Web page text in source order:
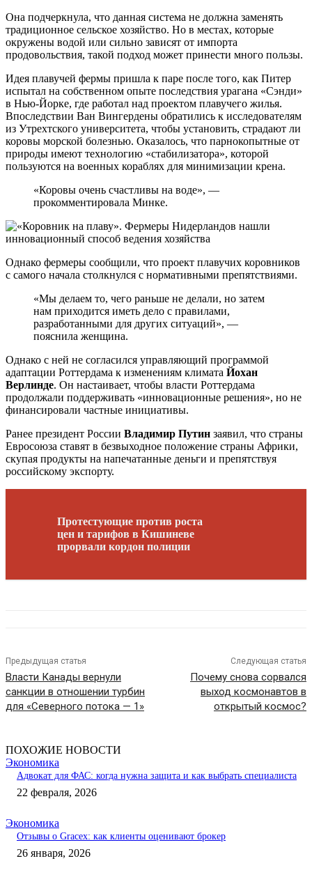
Она подчеркнула, что данная система не должна заменять
традиционное сельское хозяйство. Но в местах, которые
окружены водой или сильно зависят от импорта
продовольствия, такой подход может принести много пользы.
Идея плавучей фермы пришла к паре после того, как Питер
испытал на собственном опыте последствия урагана «Сэнди»
в Нью-Йорке, где работал над проектом плавучего жилья.
Впоследствии Ван Вингердены обратились к исследователям
из Утрехтского университета, чтобы установить, страдают ли
коровы морской болезнью. Оказалось, что парнокопытные от
природы имеют технологию «стабилизатора», которой
пользуются на военных кораблях для минимизации крена.
«Коровы очень счастливы на воде», —
прокомментировала Минке.
Однако фермеры сообщили, что проект плавучих коровников
с самого начала столкнулся с нормативными препятствиями.
«Мы делаем то, чего раньше не делали, но затем
нам приходится иметь дело с правилами,
разработанными для других ситуаций», —
пояснила женщина.
Однако с ней не согласился управляющий программой
адаптации Роттердама к изменениям климата Йохан
Верлинде. Он настаивает, чтобы власти Роттердама
продолжали поддерживать «инновационные решения», но не
финансировали частные инициативы.
Ранее президент России Владимир Путин заявил, что страны
Евросоюза ставят в безвыходное положение страны Африки,
скупая продукты на напечатанные деньги и препятствуя
российскому экспорту.
Протестующие против роста
цен и тарифов в Кишиневе
прорвали кордон полиции
Предыдущая статья
Власти Канады вернули
санкции в отношении турбин
для «Северного потока — 1»
Следующая статья
Почему снова сорвался
выход космонавтов в
открытый космос?
ПОХОЖИЕ НОВОСТИ
Экономика
Адвокат для ФАС: когда нужна защита и как выбрать специалиста
22 февраля, 2026
Экономика
Отзывы о Gracex: как клиенты оценивают брокер
26 января, 2026